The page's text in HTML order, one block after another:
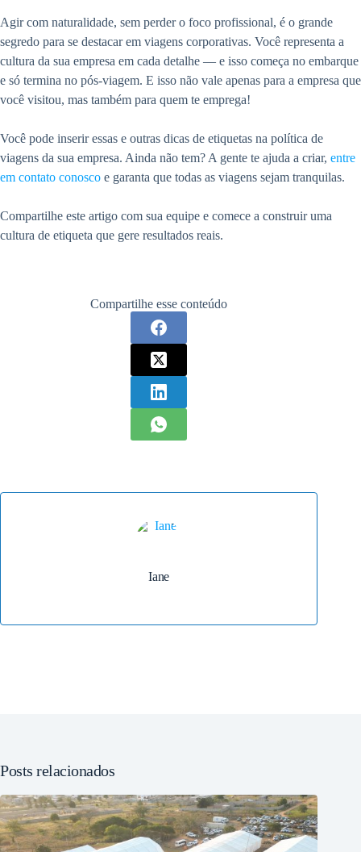
Agir com naturalidade, sem perder o foco profissional, é o grande
segredo para se destacar em viagens corporativas. Você representa a
cultura da sua empresa em cada detalhe — e isso começa no embarque
e só termina no pós-viagem. E isso não vale apenas para a empresa que
você visitou, mas também para quem te emprega!
Você pode inserir essas e outras dicas de etiquetas na política de
viagens da sua empresa. Ainda não tem? A gente te ajuda a criar, entre
em contato conosco e garanta que todas as viagens sejam tranquilas.
Compartilhe este artigo com sua equipe e comece a construir uma
cultura de etiqueta que gere resultados reais.
Compartilhe esse conteúdo
Iane
Posts relacionados